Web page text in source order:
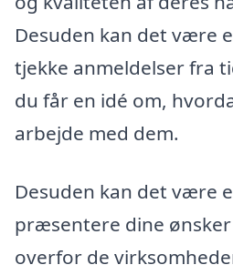
Desuden kan det være
tjekke anmeldelser fra
du får en idé om,
arbejde med dem.
Desuden kan det være
præsentere dine
overfor de